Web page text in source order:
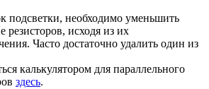
подсветки, необходимо уменьшить
резисторов, исходя из их
Часто достаточно удалить один из
калькулятором для параллельного
здесь.